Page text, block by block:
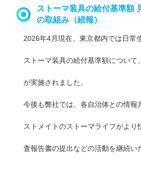
ストーマ装具の給付基準額
の取組み（続報）
2026年4月現在、東京都内では日常
ストーマ装具の給付基準額につい
が実施されました。
今後も弊社では、各自治体との情報
ストメイトのストーマライフがより
査報告書の提出などの活動を継続い